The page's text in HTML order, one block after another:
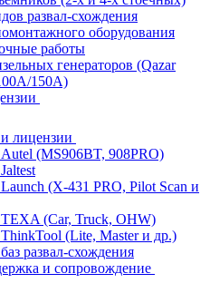
развал-схождения
оборудования
работы
генераторов (Qazar
150A)
лицензии
(MS906BT, 908PRO)
(X-431 PRO, Pilot Scan и
(Car, Truck, OHW)
(Lite, Master и др.)
развал-схождения
и сопровождение